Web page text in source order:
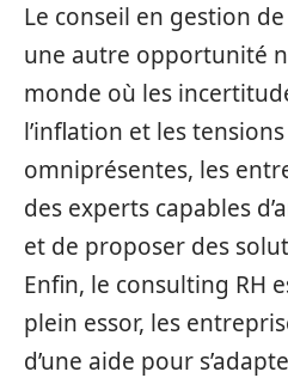
Le conseil en gestion
une autre opportunité
monde où les
l’inflation et les
omniprésentes, les
des experts capables
et de proposer des
Enfin, le consulting RH
plein essor, les
d’une aide pour